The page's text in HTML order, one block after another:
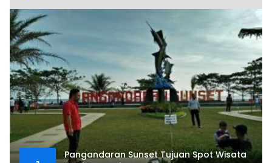
Pangandaran Sunset Tujuan Spot Wisata